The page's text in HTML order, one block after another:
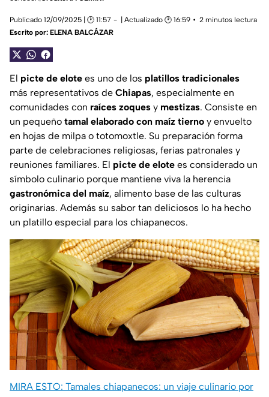
Publicado 12/09/2025 | 🕑 11:57 | Actualizado 🕑 16:59
2 minutos lectura
Escrito por: ELENA BALCÁZAR
El picte de elote es uno de los platillos tradicionales
más representativos de Chiapas, especialmente en
comunidades con raíces zoques y mestizas. Consiste en
un pequeño tamal elaborado con maíz tierno y envuelto
en hojas de milpa o totomoxtle. Su preparación forma
parte de celebraciones religiosas, ferias patronales y
reuniones familiares. El picte de elote es considerado un
símbolo culinario porque mantiene viva la herencia
gastronómica del maíz, alimento base de las culturas
originarias. Además su sabor tan deliciosos lo ha hecho
un platillo especial para los chiapanecos.
MIRA ESTO: Tamales chiapanecos: un viaje culinario por